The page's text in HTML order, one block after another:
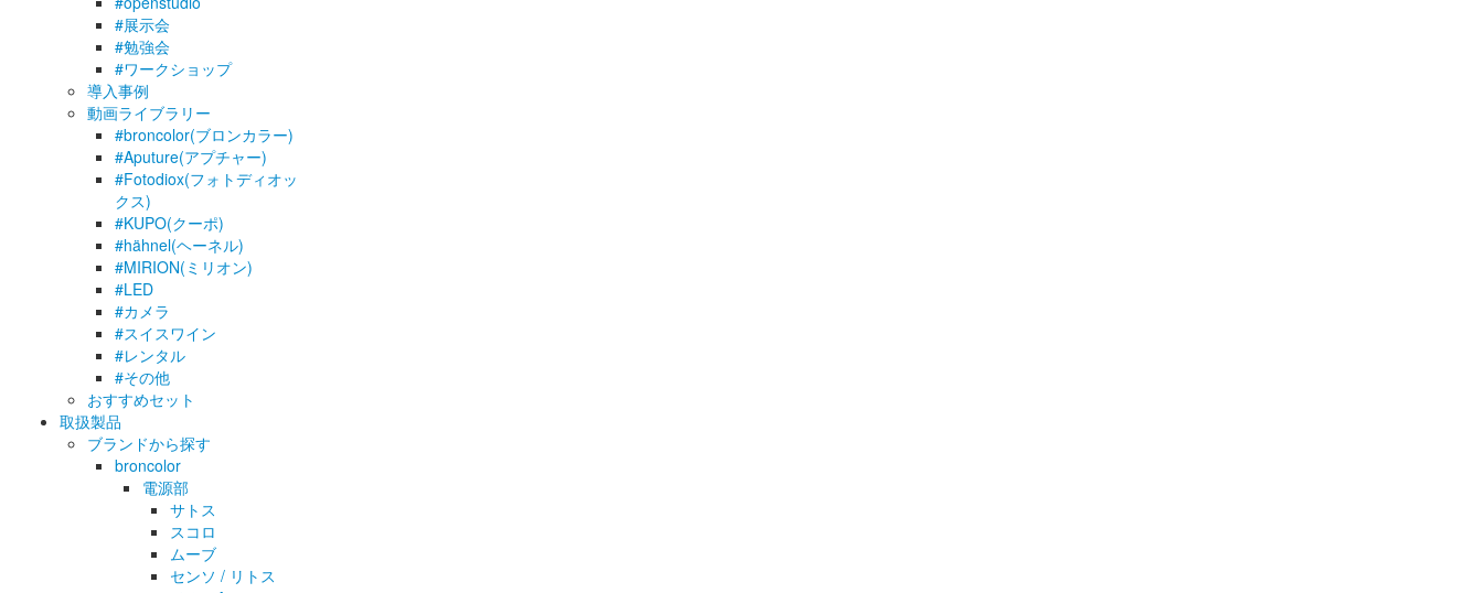
#展示会
#勉強会
#ワークショップ
導入事例
動画ライブラリー
#broncolor(ブロンカラー)
#Aputure(アプチャー)
#Fotodiox(フォトディオッ
クス)
#KUPO(クーポ)
#hähnel(ヘーネル)
#MIRION(ミリオン)
#LED
#カメラ
#スイスワイン
#レンタル
#その他
おすすめセット
取扱製品
ブランドから探す
broncolor
電源部
サトス
スコロ
ムーブ
センソ / リトス